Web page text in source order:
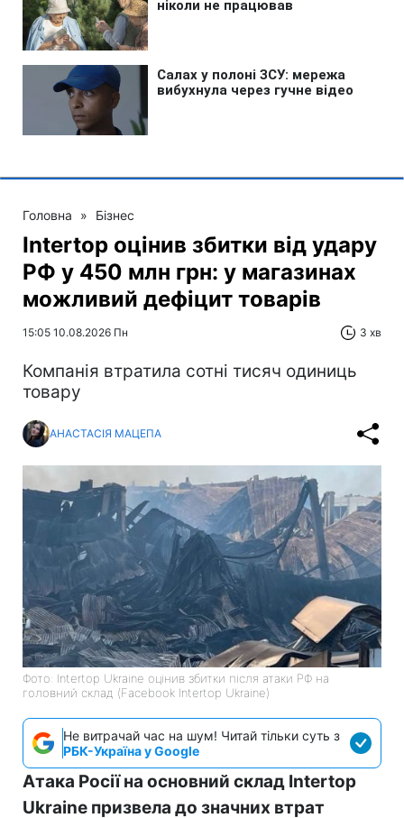
Головна » Бізнес
Intertop оцінив збитки від удару
РФ у 450 млн грн: у магазинах
можливий дефіцит товарів
15:05 10.08.2026 Пн 3 хв
Компанія втратила сотні тисяч одиниць
товару
АНАСТАСІЯ МАЦЕПА
Фото: Intertop Ukraine оцінив збитки після атаки РФ на
головний склад (Facebook Intertop Ukraine)
Не витрачай час на шум! Читай тільки суть з
РБК-Україна у Google
Атака Росії на основний склад Intertop
Ukraine призвела до значних втрат